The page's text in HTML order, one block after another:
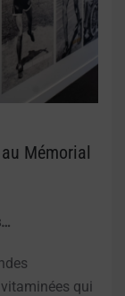
Mémorial
qui